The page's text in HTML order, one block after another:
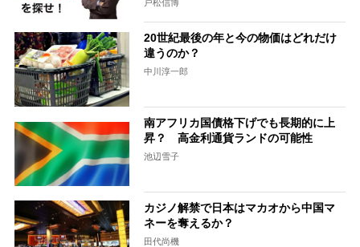
戸松信博
20世紀最後の年と今の物価はどれだけ
違うのか？
中川淳一郎
南アフリカ国債格下げでも長期的に上
昇？ 高金利通貨ランドの可能性
池辺雪子
カジノ解禁で日本はマカオから中国マ
ネーを奪えるか？
田代尚機